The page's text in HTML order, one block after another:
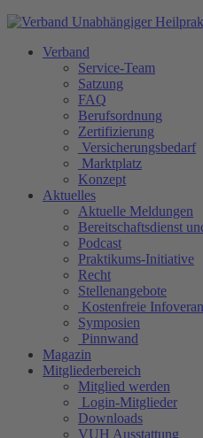
Verband
Service-Team
Satzung
FAQ
Berufsordnung
Zertifizierung
Versicherungsbedarf
Marktplatz
Konzept
Aktuelles
Aktuelle Meldungen
Bereitschaftsdienst
Podcast
Praktikums-Initiative
Recht
Stellenangebote
Kostenfreie
Symposien
Pinnwand
Magazin
Mitgliederbereich
Mitglied werden
Login-Mitglieder
Downloads
VUH Ausstattung